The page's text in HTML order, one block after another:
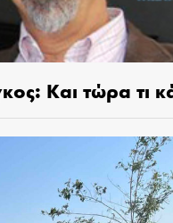
Και τώρα τι